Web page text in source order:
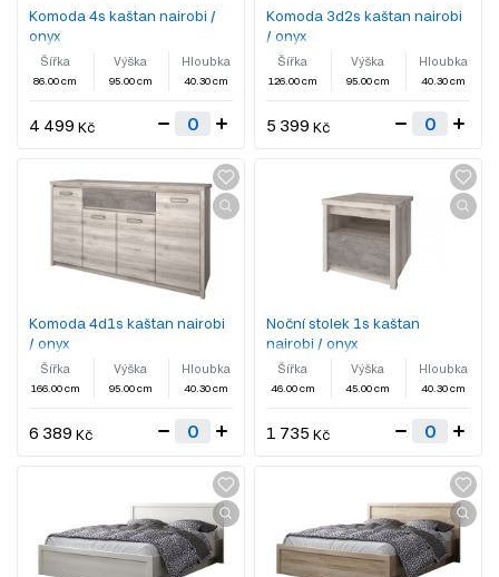
Komoda 4s kaštan nairobi /
onyx
Šířka
86.00 cm
Výška
95.00 cm
Hloubka
40.30 cm
4 499 Kč
Komoda 3d2s kaštan nairobi
/ onyx
Šířka
126.00 cm
Výška
95.00 cm
Hloubka
40.30 cm
5 399 Kč
Komoda 4d1s kaštan nairobi
/ onyx
Šířka
166.00 cm
Výška
95.00 cm
Hloubka
40.30 cm
6 389 Kč
Noční stolek 1s kaštan
nairobi / onyx
Šířka
46.00 cm
Výška
45.00 cm
Hloubka
40.30 cm
1 735 Kč